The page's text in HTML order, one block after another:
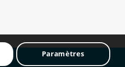
Paramètres